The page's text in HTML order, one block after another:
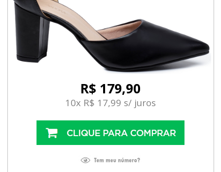
R$ 179,90
10x R$ 17,99 s/ juros